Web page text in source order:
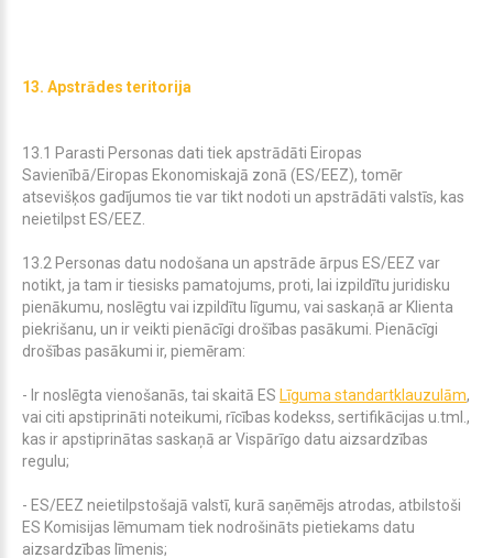
13. Apstrādes teritorija
13.1 Parasti Personas dati tiek apstrādāti Eiropas
Savienībā/Eiropas Ekonomiskajā zonā (ES/EEZ), tomēr
atsevišķos gadījumos tie var tikt nodoti un apstrādāti valstīs, kas
neietilpst ES/EEZ.
13.2 Personas datu nodošana un apstrāde ārpus ES/EEZ var
notikt, ja tam ir tiesisks pamatojums, proti, lai izpildītu juridisku
pienākumu, noslēgtu vai izpildītu līgumu, vai saskaņā ar Klienta
piekrišanu, un ir veikti pienācīgi drošības pasākumi. Pienācīgi
drošības pasākumi ir, piemēram:
- Ir noslēgta vienošanās, tai skaitā ES Līguma standartklauzulām,
vai citi apstiprināti noteikumi, rīcības kodekss, sertifikācijas u.tml.,
kas ir apstiprinātas saskaņā ar Vispārīgo datu aizsardzības
regulu;
- ES/EEZ neietilpstošajā valstī, kurā saņēmējs atrodas, atbilstoši
ES Komisijas lēmumam tiek nodrošināts pietiekams datu
aizsardzības līmenis;